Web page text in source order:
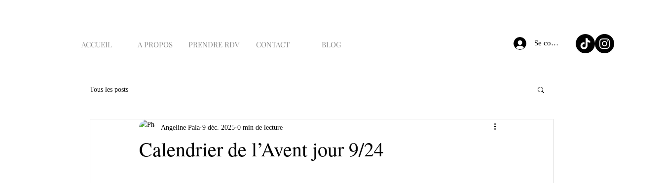
ACCUEIL A PROPOS PRENDRE RDV CONTACT BLOG Se connecter
Tous les posts
Calendrier de l’Avent jour 9/24
Angeline Pala 9 déc. 2025 0 min de lecture